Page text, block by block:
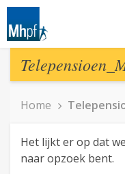
Home
Het lijkt er op dat
naar opzoek bent.